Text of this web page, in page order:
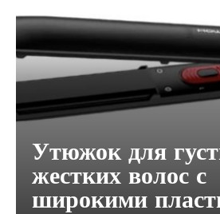
Утюжок для
жестких волос с
широкими